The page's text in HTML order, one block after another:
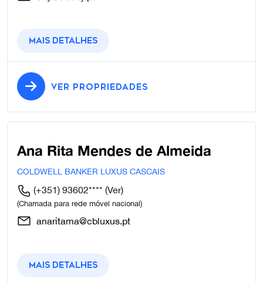
Mais detalhes
VER PROPRIEDADES
Ana Rita Mendes de Almeida
COLDWELL BANKER LUXUS CASCAIS
(+351) 93602**** (Ver)
(Chamada para rede móvel nacional)
anaritama@cbluxus.pt
Mais detalhes